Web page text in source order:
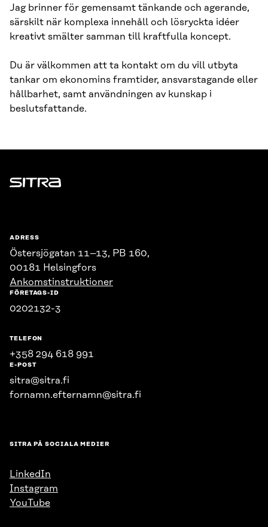
Jag brinner för gemensamt tänkande och agerande,
särskilt när komplexa innehåll och lösryckta idéer
kreativt smälter samman till kraftfulla koncept.
Du är välkommen att ta kontakt om du vill utbyta
tankar om ekonomins framtider, ansvarstagande eller
hållbarhet, samt användningen av kunskap i
beslutsfattande.
Sitra
ADRESS
Östersjögatan 11–13, PB 160,
00181 Helsingfors
Ankomstinstruktioner
FÖRETAGS-ID
0202132-3
TELEFON
+358 294 618 991
E-POST
sitra@sitra.fi
fornamn.efternamn@sitra.fi
SITRA PÅ SOCIALA MEDIER
LinkedIn
Instagram
YouTube